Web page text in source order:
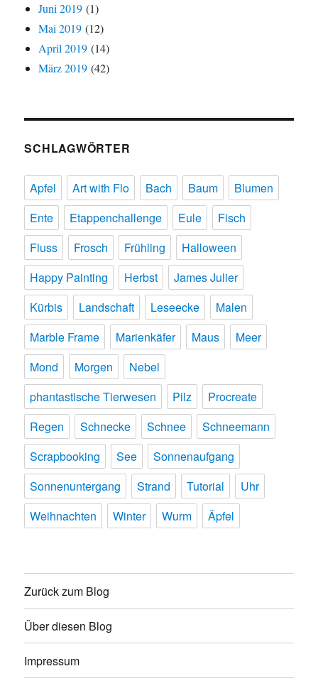
Juni 2019 (1)
Mai 2019 (12)
April 2019 (14)
März 2019 (42)
SCHLAGWÖRTER
Apfel Art with Flo Bach Baum
Blumen
Ente
Etappenchallenge Eule
Fisch
Fluss
Frosch Frühling
Halloween
Happy Painting
Herbst
James Julier
Kürbis
Landschaft Leseecke
Malen
Marble Frame
Marienkäfer Maus
Meer
Mond
Morgen
Nebel
phantastische Tierwesen
Pilz
Procreate
Regen
Schnecke Schnee
Schneemann
Scrapbooking
See
Sonnenaufgang
Sonnenuntergang
Strand Tutorial
Uhr
Weihnachten
Winter Wurm Äpfel
Zurück zum Blog
Über diesen Blog
Impressum